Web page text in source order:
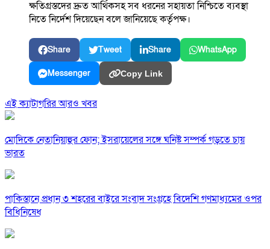
ক্ষতিগ্রস্তদের দ্রুত আর্থিকসহ সব ধরনের সহায়তা নিশ্চিতে ব্যবস্থা
নিতে নির্দেশ দিয়েছেন বলে জানিয়েছে কর্তৃপক্ষ।
Share Tweet Share WhatsApp
Messenger Copy Link
এই ক্যাটাগরির আরও খবর
মোদিকে নেতানিয়াহুর ফোন; ইসরায়েলের সঙ্গে ঘনিষ্ট সম্পর্ক গড়তে চায়
ভারত
পাকিস্তানে প্রধান ৩ শহরের বাইরে সংবাদ সংগ্রহে বিদেশি গণমাধ্যমের ওপর
বিধিনিষেধ